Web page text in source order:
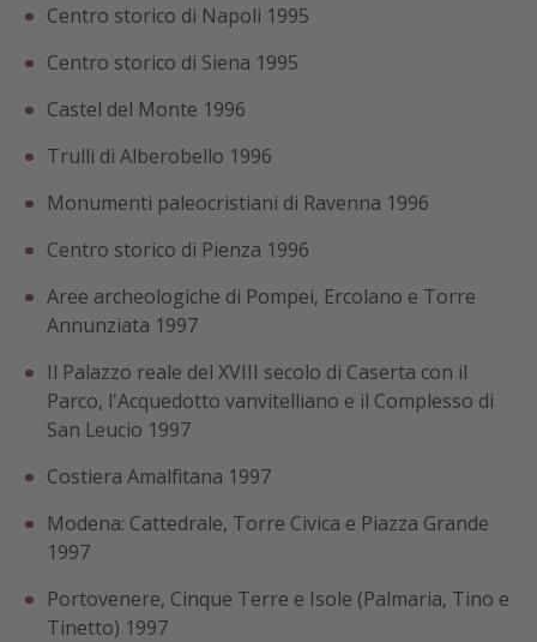
Centro storico di Napoli 1995
Centro storico di Siena 1995
Castel del Monte 1996
Trulli di Alberobello 1996
Monumenti paleocristiani di Ravenna 1996
Centro storico di Pienza 1996
Aree archeologiche di Pompei, Ercolano e Torre
Annunziata 1997
Il Palazzo reale del XVIII secolo di Caserta con il
Parco, l'Acquedotto vanvitelliano e il Complesso di
San Leucio 1997
Costiera Amalfitana 1997
Modena: Cattedrale, Torre Civica e Piazza Grande
1997
Portovenere, Cinque Terre e Isole (Palmaria, Tino e
Tinetto) 1997